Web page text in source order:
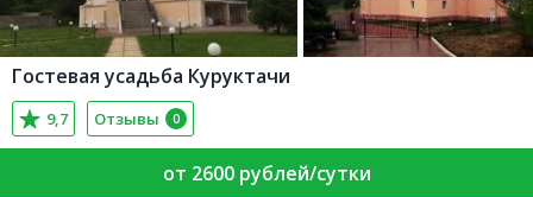
Гостевая усадьба Куруктачи
9,7 Отзывы 0
от 2600 рублей/сутки